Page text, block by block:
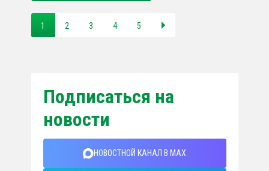
1 2 3 4 5
Подписаться на
новости
НОВОСТНОЙ КАНАЛ В MAX